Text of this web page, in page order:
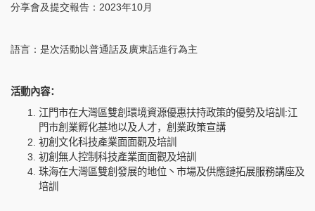
分享會及提交報告：2023年10月
語言：是次活動以普通話及廣東話進行為主
活動內容：
江門市在大灣區雙創環境資源優惠扶持政策的優勢及培訓 :江
門市創業孵化基地以及人才，創業政策宣講
初創文化科技產業面面觀及培訓
初創無人控制科技產業面面觀及培訓
珠海在大灣區雙創發展的地位丶市場及供應鏈拓展服務講座及
培訓